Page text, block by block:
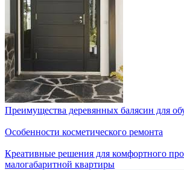
Преимущества деревянных балясин для
Особенности косметического ремонта
Креативные решения для комфортного
малогабаритной квартиры